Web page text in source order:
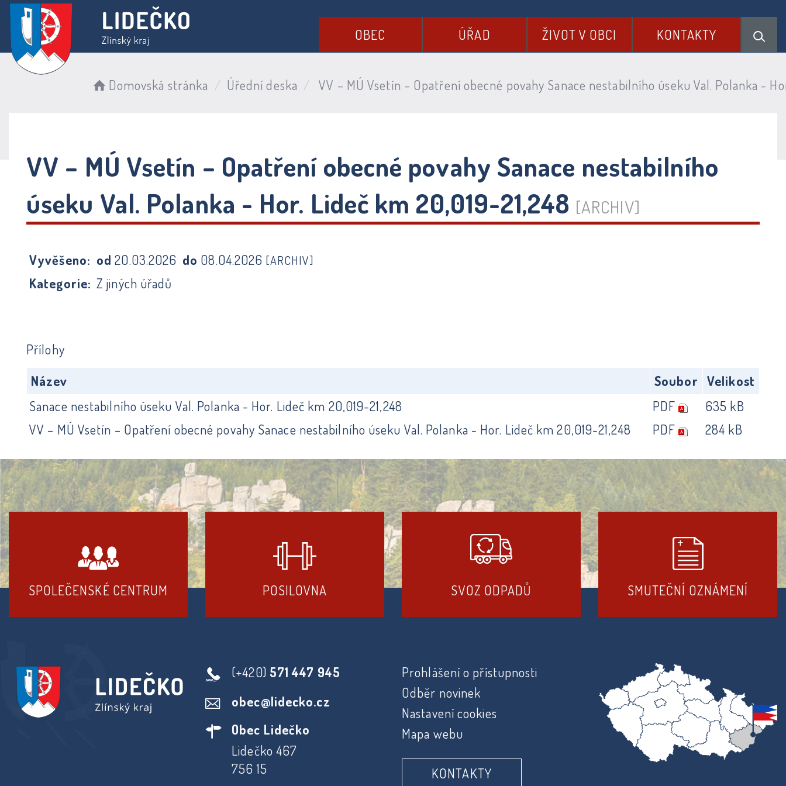
OBEC ÚŘAD ŽIVOT V OBCI KONTAKTY
Domovská stránka Úřední deska VV – MÚ Vsetín – Opatření obecné povahy Sanace nestabilního úseku Val. Polanka -
VV – MÚ Vsetín – Opatření obecné povahy Sanace nestabilního
úseku Val. Polanka - Hor. Lideč km 20,019-21,248 [ARCHIV]
Vyvěšeno: od20.03.2026 do 08.04.2026 [ARCHIV]
Kategorie: Z jiných úřadů
Přílohy
Název
Soubor
Velikost
Sanace nestabilního úseku Val. Polanka - Hor. Lideč km 20,019-21,248
PDF
635 kB
VV – MÚ Vsetín – Opatření obecné povahy Sanace nestabilního úseku Val. Polanka - Hor. Lideč km 20,019-21,248
PDF 284 kB
SPOLEČENSKÉ CENTRUM POSILOVNA SVOZ ODPADŮ SMUTEČNÍ OZNÁMENÍ
(+420) 571 447 945
obec@lidecko.cz
Obec Lidečko
Lidečko 467
756 15
Prohlášení o přístupnosti
Odběr novinek
Nastavení cookies
Mapa webu
KONTAKTY